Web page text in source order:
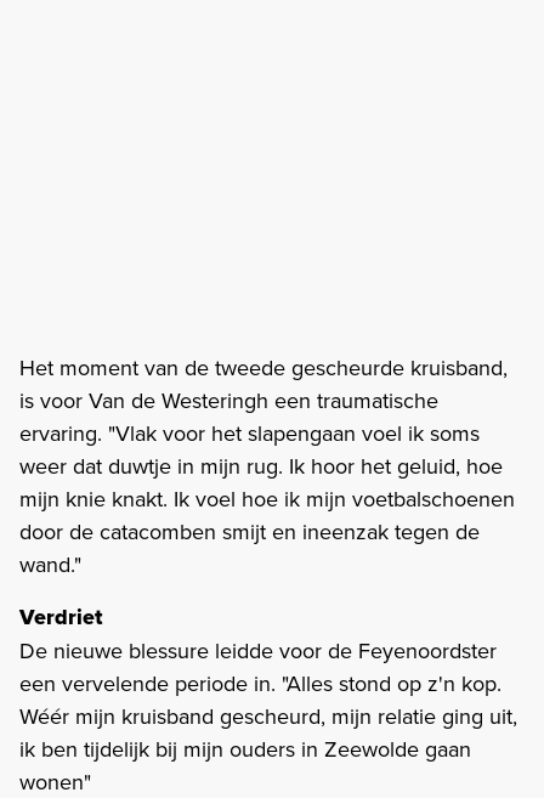
Het moment van de tweede gescheurde kruisband,
is voor Van de Westeringh een traumatische
ervaring. "Vlak voor het slapengaan voel ik soms
weer dat duwtje in mijn rug. Ik hoor het geluid, hoe
mijn knie knakt. Ik voel hoe ik mijn voetbalschoenen
door de catacomben smijt en ineenzak tegen de
wand."
Verdriet
De nieuwe blessure leidde voor de Feyenoordster
een vervelende periode in. "Alles stond op z'n kop.
Wéér mijn kruisband gescheurd, mijn relatie ging uit,
ik ben tijdelijk bij mijn ouders in Zeewolde gaan
wonen"